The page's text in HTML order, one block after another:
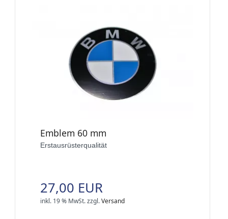
Emblem 60 mm
Erstausrüsterqualität
27,00 EUR
inkl. 19 % MwSt.zzgl.Versand